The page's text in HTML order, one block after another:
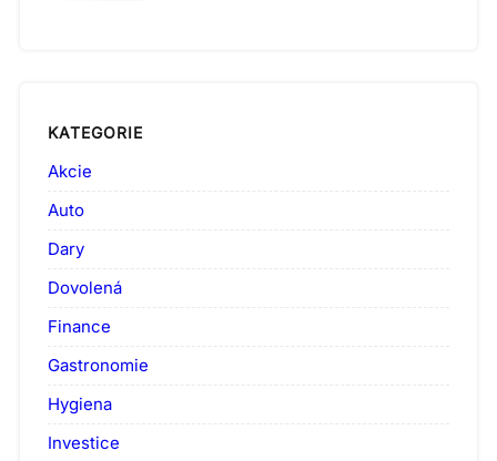
KATEGORIE
Akcie
Auto
Dary
Dovolená
Finance
Gastronomie
Hygiena
Investice